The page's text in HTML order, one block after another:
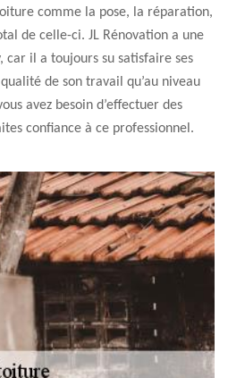
comme la pose, la réparation,
de celle-ci. JL Rénovation a une
car il a toujours su satisfaire ses
de son travail qu’au niveau
avez besoin d’effectuer des
confiance à ce professionnel.